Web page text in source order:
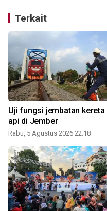
Terkait
Uji fungsi jembatan kereta
api di Jember
Rabu, 5 Agustus 2026 22:18